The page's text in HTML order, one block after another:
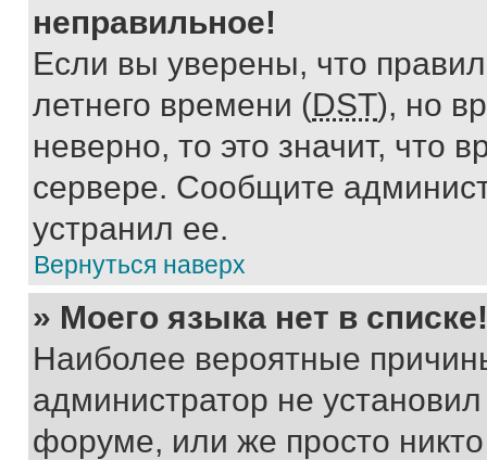
неправильное!
Если вы уверены, что
летнего времени (DST), но
неверно, то это значит, что
сервере. Сообщите
устранил ее.
Вернуться наверх
» Моего языка нет в списке!
Наиболее вероятные
администратор не
форуме, или же просто